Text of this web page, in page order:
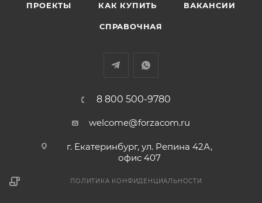
ПРОЕКТЫ КАК КУПИТЬ ВАКАНСИИ
СПРАВОЧНАЯ
8 800 500-9780
welcome@forzacom.ru
г. Екатеринбург, ул. Репина 42А,
офис 407
ПОЛИТИКА КОНФИДЕНЦИАЛЬНОСТИ